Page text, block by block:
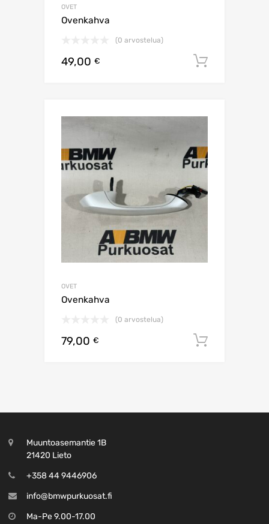
OVET
Ovenkahva
(0 arvostelua)
49,00 €
OVET
Ovenkahva
(0 arvostelua)
79,00 €
Muuntoasemantie 1B
21420 Lieto
+358 44 9446906
info@bmwpurkuosat.fi
Ma-Pe 9.00-17.00